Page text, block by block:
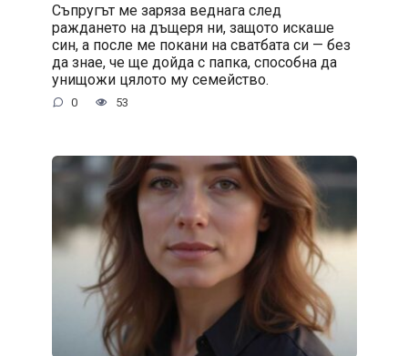
Съпругът ме заряза веднага след
раждането на дъщеря ни, защото искаше
син, а после ме покани на сватбата си — без
да знае, че ще дойда с папка, способна да
унищожи цялото му семейство.
0 53